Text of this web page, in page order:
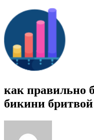
как правильно
бикини бритвой